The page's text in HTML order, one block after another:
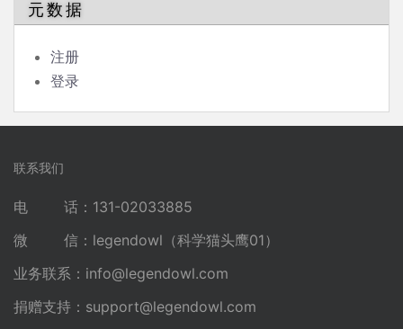
元数据
注册
登录
联系我们
电 话：131-02033885
微 信：legendowl（科学猫头鹰01）
业务联系： info@legendowl.com
捐赠支持： support@legendowl.com